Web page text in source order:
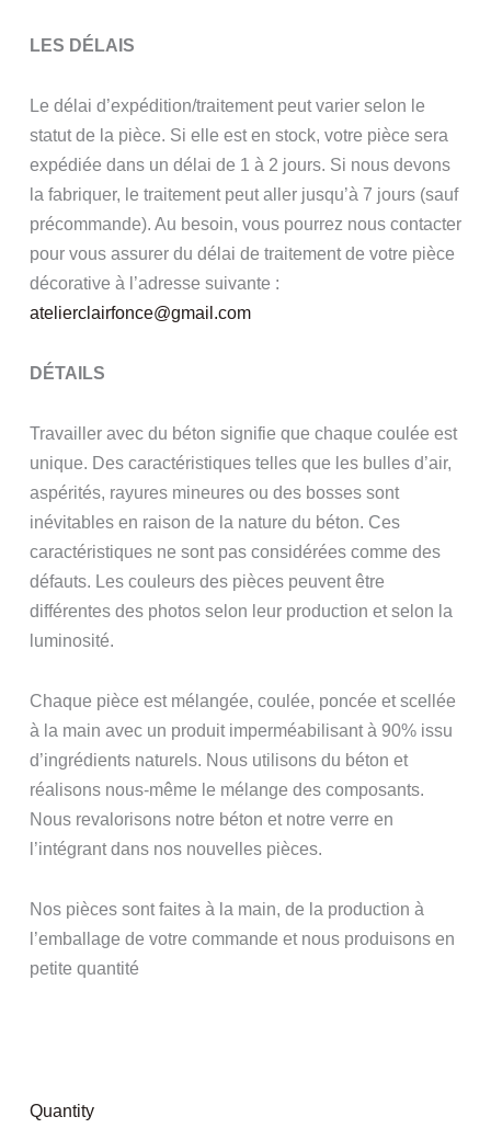
LES DÉLAIS
Le délai d’expédition/traitement peut varier selon le
statut de la pièce. Si elle est en stock, votre pièce sera
expédiée dans un délai de 1 à 2 jours. Si nous devons
la fabriquer, le traitement peut aller jusqu’à 7 jours (sauf
précommande). Au besoin, vous pourrez nous contacter
pour vous assurer du délai de traitement de votre pièce
décorative à l’adresse suivante :
atelierclairfonce@gmail.com
DÉTAILS
Travailler avec du béton signifie que chaque coulée est
unique. Des caractéristiques telles que les bulles d’air,
aspérités, rayures mineures ou des bosses sont
inévitables en raison de la nature du béton. Ces
caractéristiques ne sont pas considérées comme des
défauts. Les couleurs des pièces peuvent être
différentes des photos selon leur production et selon la
luminosité.
Chaque pièce est mélangée, coulée, poncée et scellée
à la main avec un produit imperméabilisant à 90% issu
d’ingrédients naturels. Nous utilisons du béton et
réalisons nous-même le mélange des composants.
Nous revalorisons notre béton et notre verre en
l’intégrant dans nos nouvelles pièces.
Nos pièces sont faites à la main, de la production à
l’emballage de votre commande et nous produisons en
petite quantité
Quantity